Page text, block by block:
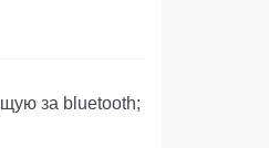
за bluetooth;